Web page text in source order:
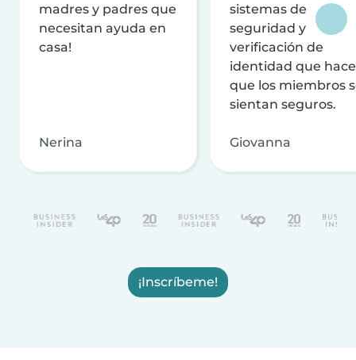
madres y padres que
necesitan ayuda en
casa!
Nerina
sistemas de
seguridad y
verificación de
identidad que
que los miembros
sientan seguros.
Giovanna
¡Inscríbeme!